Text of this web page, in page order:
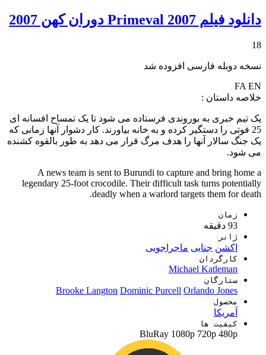
دانلود فیلم Primeval 2007 دوران کهن 2007
18
نسخه دوبله فارسی افزوده شد
FA EN
خلاصه داستان :
یک تیم خبری به بوروندی فرستاده می شود تا یک تمساح افسانه ای
25 فوتی را دستگیر کرده و به خانه بیاورند. کار دشوار آنها زمانی که
یک جنگ سالار آنها را هدف مرگ قرار می دهد به طور بالقوه کشنده
می شود.
A news team is sent to Burundi to capture and bring home a
legendary 25-foot crocodile. Their difficult task turns potentially
deadly when a warlord targets them for death.
زمان
93 دقیقه
ژانر
اکشن جنایی ماجراجویی
کارگردان
Michael Katleman
ستارگان
Brooke Langton Dominic Purcell Orlando Jones
محصول
آمریکا
کیفیت ها
BluRay 1080p 720p 480p